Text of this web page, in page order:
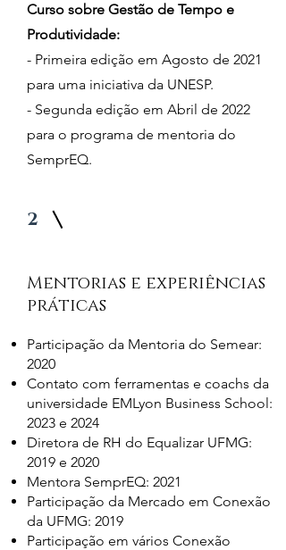
Curso sobre Gestão de Tempo e
Produtividade:
- Primeira edição em Agosto de 2021
para uma iniciativa da UNESP.
- Segunda edição em Abril de 2022
para o programa de mentoria do
SemprEQ.
2
Mentorias e experiências
práticas
Participação da Mentoria do Semear:
2020
Contato com ferramentas e coachs da
universidade EMLyon Business School:
2023 e 2024
Diretora de RH do Equalizar UFMG:
2019 e 2020
Mentora SemprEQ: 2021
Participação da Mercado em Conexão
da UFMG: 2019
Participação em vários Conexão